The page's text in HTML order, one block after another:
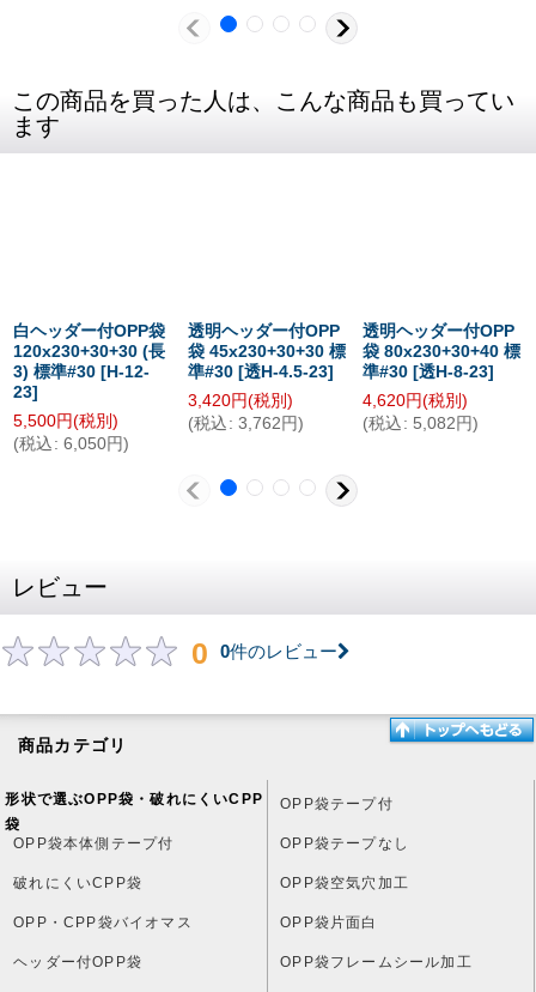
この商品を買った人は、こんな商品も買ってい
ます
白ヘッダー付OPP袋
120x230+30+30 (長
3) 標準#30 [H-12-
23]
5,500円(税別)
(税込 : 6,050円)
透明ヘッダー付OPP
袋 45x230+30+30 標
準#30 [透H-4.5-23]
3,420円(税別)
(税込 : 3,762 円)
透明ヘッダー付OPP
袋 80x230+30+40 標
準#30 [透H-8-23]
4,620円(税別)
(税込 : 5,082 円)
レビュー
0 0件のレビュー
商品カテゴリ
形状で選ぶOPP袋・破れにくいCPP
袋
OPP袋テープ付
OPP袋本体側テープ付 OPP袋テープなし
破れにくいCPP袋 OPP袋空気穴加工
OPP・CPP袋バイオマス OPP袋片面白
ヘッダー付OPP袋 OPP袋フレームシール加工